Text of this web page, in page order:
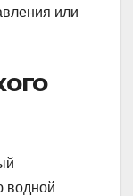
или
водной